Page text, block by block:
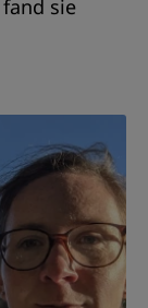
sie